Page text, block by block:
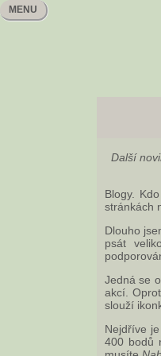
MENU
Další
Blogy.
stránkách
Dlouho
psát
Jedná se
akcí.
slouží
Nejdříve
400 bodů